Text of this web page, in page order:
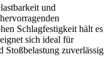
und
Schlagfestigkeit hält es
sich ideal für
Stoßbelastung zuverlässig